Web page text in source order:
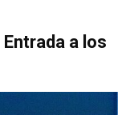
a los